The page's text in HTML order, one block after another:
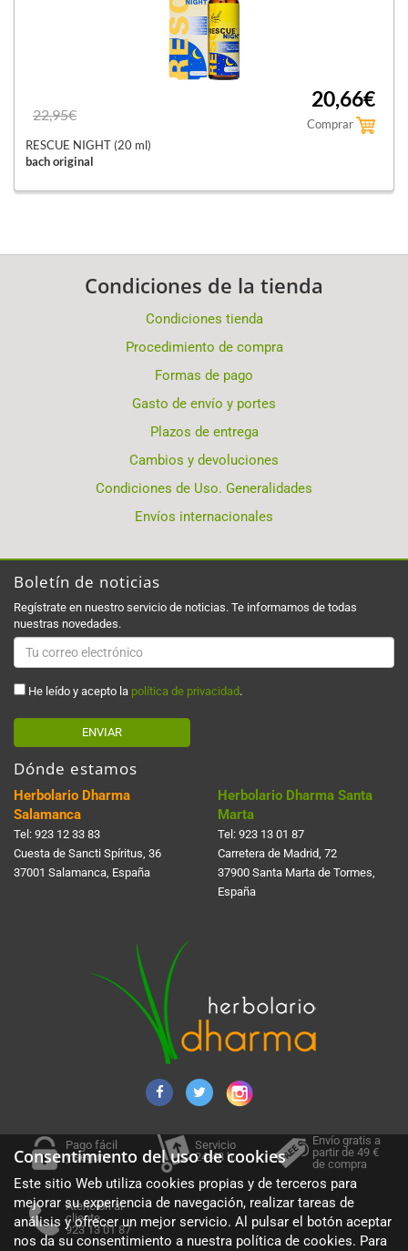
22,95€
20,66€
Comprar
RESCUE NIGHT (20 ml)
bach original
Condiciones de la tienda
Condiciones tienda
Procedimiento de compra
Formas de pago
Gasto de envío y portes
Plazos de entrega
Cambios y devoluciones
Condiciones de Uso. Generalidades
Envíos internacionales
Boletín de noticias
Regístrate en nuestro servicio de noticias. Te informamos de todas
nuestras novedades.
He leído y acepto la política de privacidad .
ENVIAR
Dónde estamos
Herbolario Dharma
Salamanca
Tel: 923 12 33 83
Cuesta de Sancti Spí­ritus, 36
37001 Salamanca, España
Herbolario Dharma Santa
Marta
Tel: 923 13 01 87
Carretera de Madrid, 72
37900 Santa Marta de Tormes,
España
Pago fácil
y seguro
Servicio
24-48 h.
Envío gratis a
partir de 49 €
de compra
Atención al
cliente
923 13 01 87
Consentimiento del uso de cookies
Este sitio Web utiliza cookies propias y de terceros para
mejorar su experiencia de navegación, realizar tareas de
análisis y ofrecer un mejor servicio. Al pulsar el botón aceptar
nos da su consentimiento a nuestra política de cookies. Para